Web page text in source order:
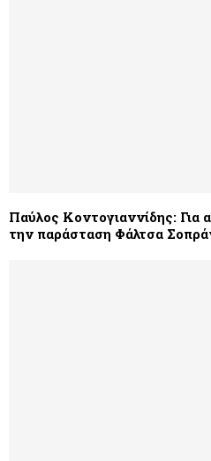
Παύλος Κοντογιαννίδης: Για
την παράσταση Φάλτσα